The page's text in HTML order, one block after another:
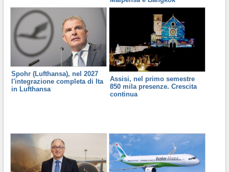
Spohr (Lufthansa), nel 2027
l'integrazione completa di Ita
in Lufthansa
Assisi, nel primo semestre
850 mila presenze. Crescita
continua